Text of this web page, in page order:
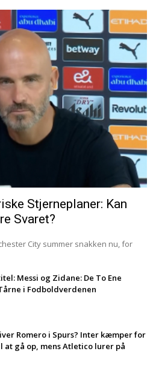
Stjerneplaner: Kan
Svaret?
City summer snakken nu, for
Messi og Zidane: De To Ene
i Fodboldverdenen
Romero i Spurs? Inter kæmper for
at gå op, mens Atletico lurer på